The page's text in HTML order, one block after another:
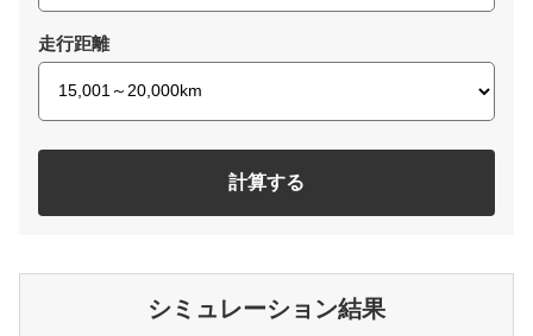
走行距離
計算する
シミュレーション結果